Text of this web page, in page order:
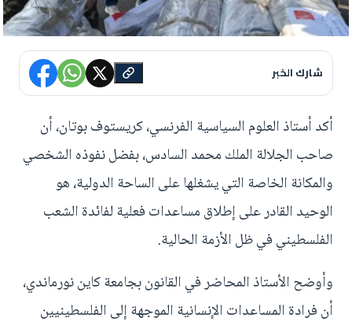
شارك الخبر
أكد أستاذ العلوم السياسية الفرنسي، كريستوف بوتان، أن
صاحب الجلالة الملك محمد السادس، بفضل نفوذه الشخصي
والمكانة الخاصة التي يشغلها على الساحة الدولية، هو
الوحيد القادر على إطلاق مساعدات فعلية لفائدة الشعب
الفلسطيني في ظل الأزمة الحالية.
وأوضح الأستاذ المحاضر في القانون بجامعة كاين نورماندي،
أن فرادة المساعدات الإنسانية الموجهة إلى الفلسطينيين